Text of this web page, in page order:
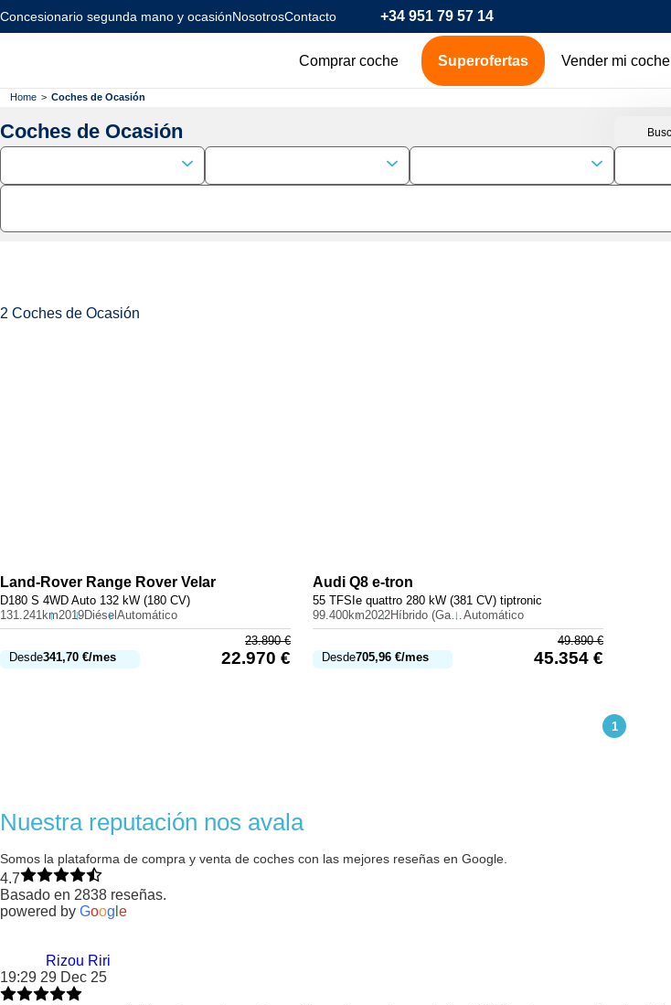
Concesionario segunda mano y ocasiónNosotrosContacto +34 951 79 57 14
Comprar coche
Coches Eléctricos
Superofertas Vender mi coche
Home > Coches de Ocasión
Coches de Ocasión
2 Coches de Ocasión
Land-Rover Range Rover Velar
D180 S 4WD Auto 132 kW (180 CV)
131.241km2019Diésel Automático
Desde341,70 €/mes
23.890€
22.970 €
Audi Q8 e-tron
55 TFSIe quattro 280 kW (381 CV) tiptronic
99.400km2022 Híbrido (Gasolina)Automático
Desde705,96 €/mes
49.890€
45.354 €
1
Nuestra reputación nos avala
Somos la plataforma de compra y venta de coches con las mejores reseñas en Google.
4.7
Basado en 2838 reseñas.
powered by Goog e
Rizou Riri
19:29 29 Dec 25